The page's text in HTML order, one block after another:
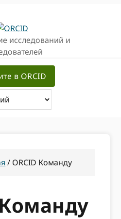
исследований и
в ORCID
/ ORCID Команду